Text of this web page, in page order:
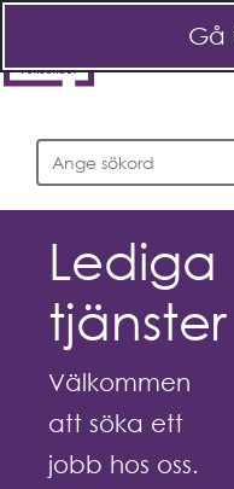
Gå
Sök
Lediga
tjänster
Välkommen
att söka ett
jobb hos oss.